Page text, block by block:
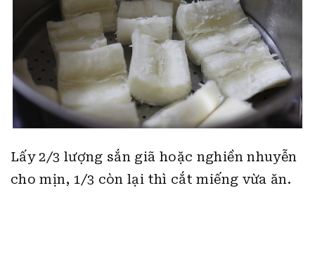
Lấy 2/3 lượng sắn giã hoặc nghiền nhuyễn
cho mịn, 1/3 còn lại thì cắt miếng vừa ăn.